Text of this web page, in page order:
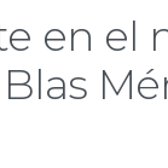
en el